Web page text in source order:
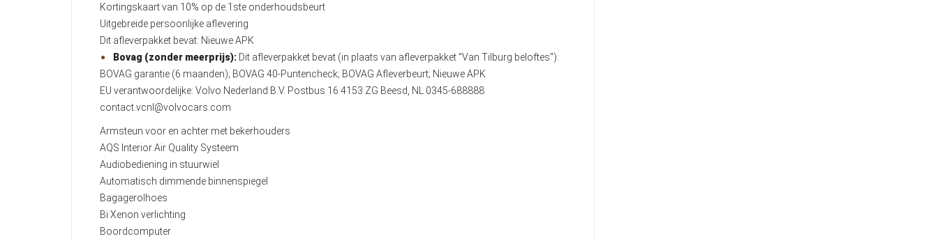
Kortingskaart van 10% op de 1ste onderhoudsbeurt
Uitgebreide persoonlijke aflevering
Dit afleverpakket bevat: Nieuwe APK
Bovag (zonder meerprijs): Dit afleverpakket bevat (in plaats van afleverpakket "Van Tilburg beloftes"):
BOVAG garantie (6 maanden); BOVAG 40-Puntencheck; BOVAG Afleverbeurt; Nieuwe APK
EU verantwoordelijke: Volvo Nederland B.V. Postbus 16 4153 ZG Beesd, NL 0345-688888
contact.vcnl@volvocars.com
Armsteun voor en achter met bekerhouders
AQS Interior Air Quality Systeem
Audiobediening in stuurwiel
Automatisch dimmende binnenspiegel
Bagagerolhoes
Bi Xenon verlichting
Boordcomputer